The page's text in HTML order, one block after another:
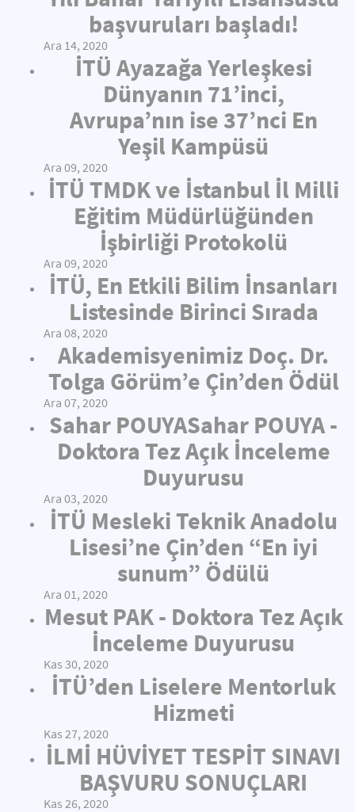
başvuruları başladı!
Ara 14, 2020
İTÜ Ayazağa Yerleşkesi
Dünyanın 71’inci,
Avrupa’nın ise 37’nci En
Yeşil Kampüsü
Ara 09, 2020
İTÜ TMDK ve İstanbul İl Milli
Eğitim Müdürlüğünden
İşbirliği Protokolü
Ara 09, 2020
İTÜ, En Etkili Bilim İnsanları
Listesinde Birinci Sırada
Ara 08, 2020
Akademisyenimiz Doç. Dr.
Tolga Görüm’e Çin’den Ödül
Ara 07, 2020
Sahar POUYASahar POUYA -
Doktora Tez Açık İnceleme
Duyurusu
Ara 03, 2020
İTÜ Mesleki Teknik Anadolu
Lisesi’ne Çin’den “En iyi
sunum” Ödülü
Ara 01, 2020
Mesut PAK - Doktora Tez Açık
İnceleme Duyurusu
Kas 30, 2020
İTÜ’den Liselere Mentorluk
Hizmeti
Kas 27, 2020
İLMİ HÜVİYET TESPİT SINAVI
BAŞVURU SONUÇLARI
Kas 26, 2020